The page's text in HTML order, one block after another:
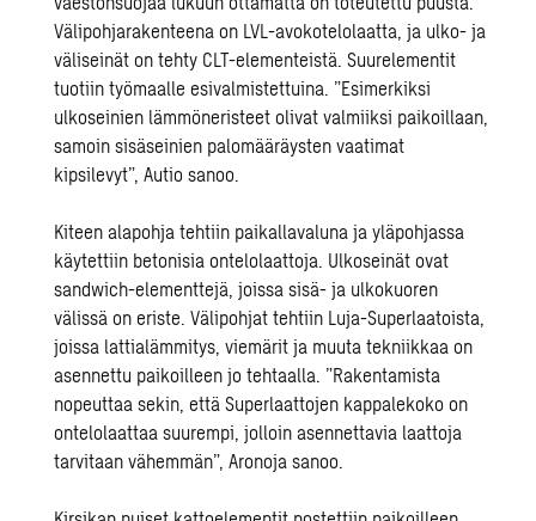
Välipohjarakenteena on LVL-avokotelolaatta, ja ulko- ja
väliseinät on tehty CLT-elementeistä. Suurelementit
tuotiin työmaalle esivalmistettuina. ”Esimerkiksi
ulkoseinien lämmöneristeet olivat valmiiksi paikoillaan,
samoin sisäseinien palomääräysten vaatimat
kipsilevyt”, Autio sanoo.
Kiteen alapohja tehtiin paikallavaluna ja yläpohjassa
käytettiin betonisia ontelolaattoja. Ulkoseinät ovat
sandwich-elementtejä, joissa sisä- ja ulkokuoren
välissä on eriste. Välipohjat tehtiin Luja-Superlaatoista,
joissa lattialämmitys, viemärit ja muuta tekniikkaa on
asennettu paikoilleen jo tehtaalla. ”Rakentamista
nopeuttaa sekin, että Superlaattojen kappalekoko on
ontelolaattaa suurempi, jolloin asennettavia laattoja
tarvitaan vähemmän”, Aronoja sanoo.